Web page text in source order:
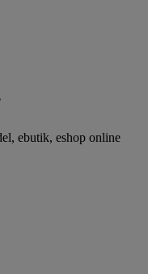
ebutik, eshop online